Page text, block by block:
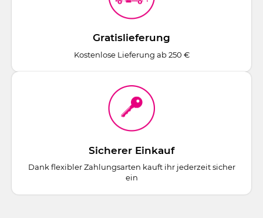
Gratislieferung
Kostenlose Lieferung ab 250 €
Sicherer Einkauf
Dank flexibler Zahlungsarten kauft ihr jederzeit sicher
ein